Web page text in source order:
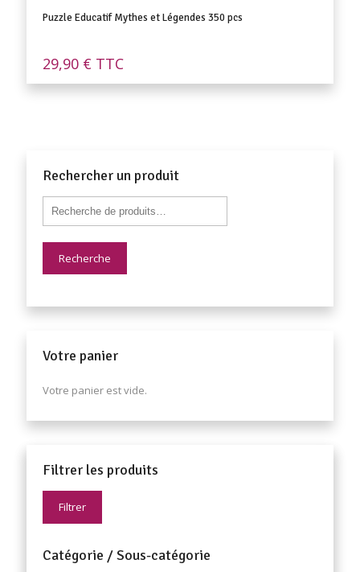
Puzzle Educatif Mythes et Légendes 350 pcs
29,90 € TTC
Rechercher un produit
Recherche
Votre panier
Votre panier est vide.
Filtrer les produits
Filtrer
Catégorie / Sous-catégorie